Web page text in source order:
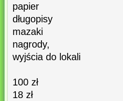
papier
długopisy
mazaki
nagrody,
wyjścia do lokali
100 zł
18 zł